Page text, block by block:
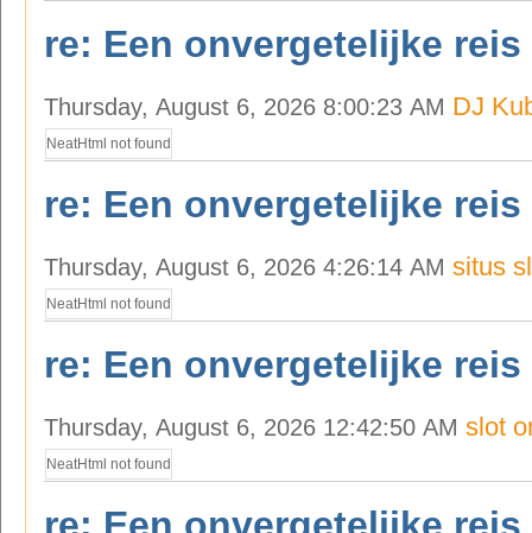
re: Een onvergetelijke reis
Thursday, August 6, 2026 8:00:23 AM DJ
NeatHtml not found
re: Een onvergetelijke reis
Thursday, August 6, 2026 4:26:14 AM situs
NeatHtml not found
re: Een onvergetelijke reis
Thursday, August 6, 2026 12:42:50 AM slot
NeatHtml not found